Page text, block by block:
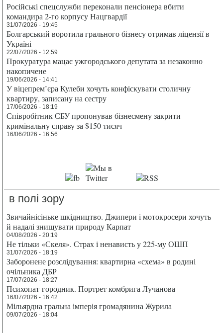
Російські спецслужби переконали пенсіонера вбити
командира 2-го корпусу Нацгвардії
31/07/2026 - 19:45
Болгарський воротила грального бізнесу отримав ліцензії в
Україні
22/07/2026 - 12:59
Прокуратура мацає ужгородського депутата за незаконно
накопичене
19/06/2026 - 14:41
У віцепрем’єра Кулеби хочуть конфіскувати столичну
квартиру, записану на сестру
17/06/2026 - 18:19
Співробітник СБУ пропонував бізнесмену закрити
кримінальну справу за $150 тисяч
16/06/2026 - 16:56
в полі зору
Звичайнісіньке шкідництво. Джипери і мотокросери хочуть
й надалі знищувати природу Карпат
04/08/2026 - 20:19
Не тільки «Скеля». Страх і ненависть у 225-му ОШП
31/07/2026 - 18:19
Заборонене розслідування: квартирна «схема» в родині
очільника ДБР
17/07/2026 - 18:27
Психопат-городник. Портрет комбрига Лучанова
16/07/2026 - 16:42
Мільярдна гральна імперія громадянина Журила
09/07/2026 - 18:04